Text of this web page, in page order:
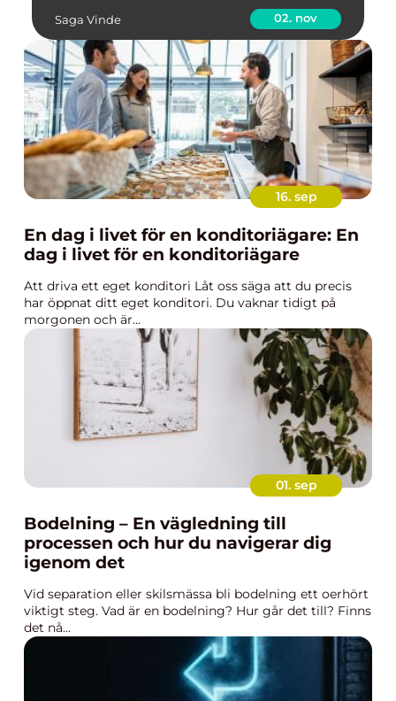
Saga Vinde 02. nov
16. sep
En dag i livet för en konditoriägare: En
dag i livet för en konditoriägare
Att driva ett eget konditori Låt oss säga att du precis
har öppnat ditt eget konditori. Du vaknar tidigt på
morgonen och är...
01. sep
Bodelning – En vägledning till
processen och hur du navigerar dig
igenom det
Vid separation eller skilsmässa bli bodelning ett oerhört
viktigt steg. Vad är en bodelning? Hur går det till? Finns
det nå...